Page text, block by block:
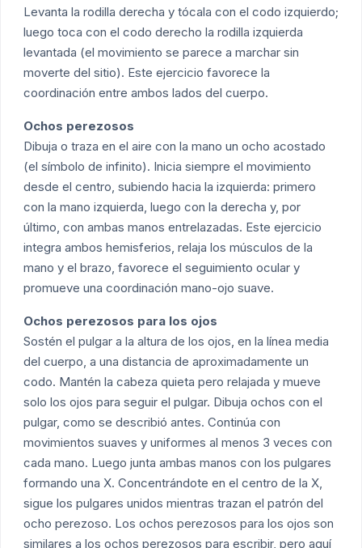
Levanta la rodilla derecha y tócala con el codo izquierdo;
luego toca con el codo derecho la rodilla izquierda
levantada (el movimiento se parece a marchar sin
moverte del sitio). Este ejercicio favorece la
coordinación entre ambos lados del cuerpo.
Ochos perezosos
Dibuja o traza en el aire con la mano un ocho acostado
(el símbolo de infinito). Inicia siempre el movimiento
desde el centro, subiendo hacia la izquierda: primero
con la mano izquierda, luego con la derecha y, por
último, con ambas manos entrelazadas. Este ejercicio
integra ambos hemisferios, relaja los músculos de la
mano y el brazo, favorece el seguimiento ocular y
promueve una coordinación mano-ojo suave.
Ochos perezosos para los ojos
Sostén el pulgar a la altura de los ojos, en la línea media
del cuerpo, a una distancia de aproximadamente un
codo. Mantén la cabeza quieta pero relajada y mueve
solo los ojos para seguir el pulgar. Dibuja ochos con el
pulgar, como se describió antes. Continúa con
movimientos suaves y uniformes al menos 3 veces con
cada mano. Luego junta ambas manos con los pulgares
formando una X. Concentrándote en el centro de la X,
sigue los pulgares unidos mientras trazan el patrón del
ocho perezoso. Los ochos perezosos para los ojos son
similares a los ochos perezosos para escribir, pero aquí